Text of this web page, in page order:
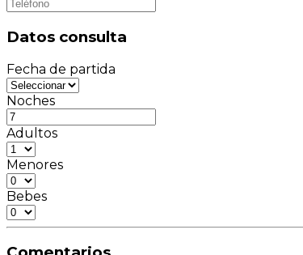
Datos consulta
Fecha de partida
Noches
Adultos
Menores
Bebes